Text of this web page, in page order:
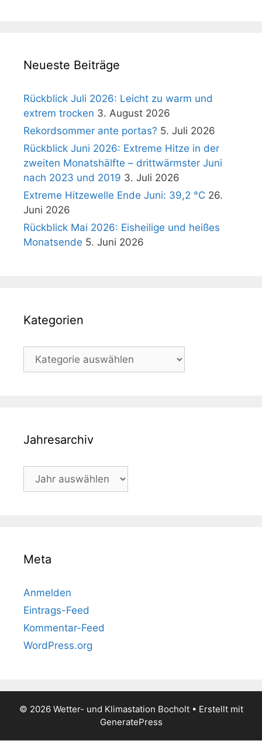
Neueste Beiträge
Rückblick Juli 2026: Leicht zu warm und
extrem trocken 3. August 2026
Rekordsommer ante portas? 5. Juli 2026
Rückblick Juni 2026: Extreme Hitze in der
zweiten Monatshälfte – drittwärmster Juni
nach 2023 und 2019 3. Juli 2026
Extreme Hitzewelle Ende Juni: 39,2 °C 26.
Juni 2026
Rückblick Mai 2026: Eisheilige und heißes
Monatsende 5. Juni 2026
Kategorien
Kategorien
Jahresarchiv
Meta
Anmelden
Eintrags-Feed
Kommentar-Feed
WordPress.org
© 2026 Wetter- und Klimastation Bocholt• Erstellt mit
GeneratePress